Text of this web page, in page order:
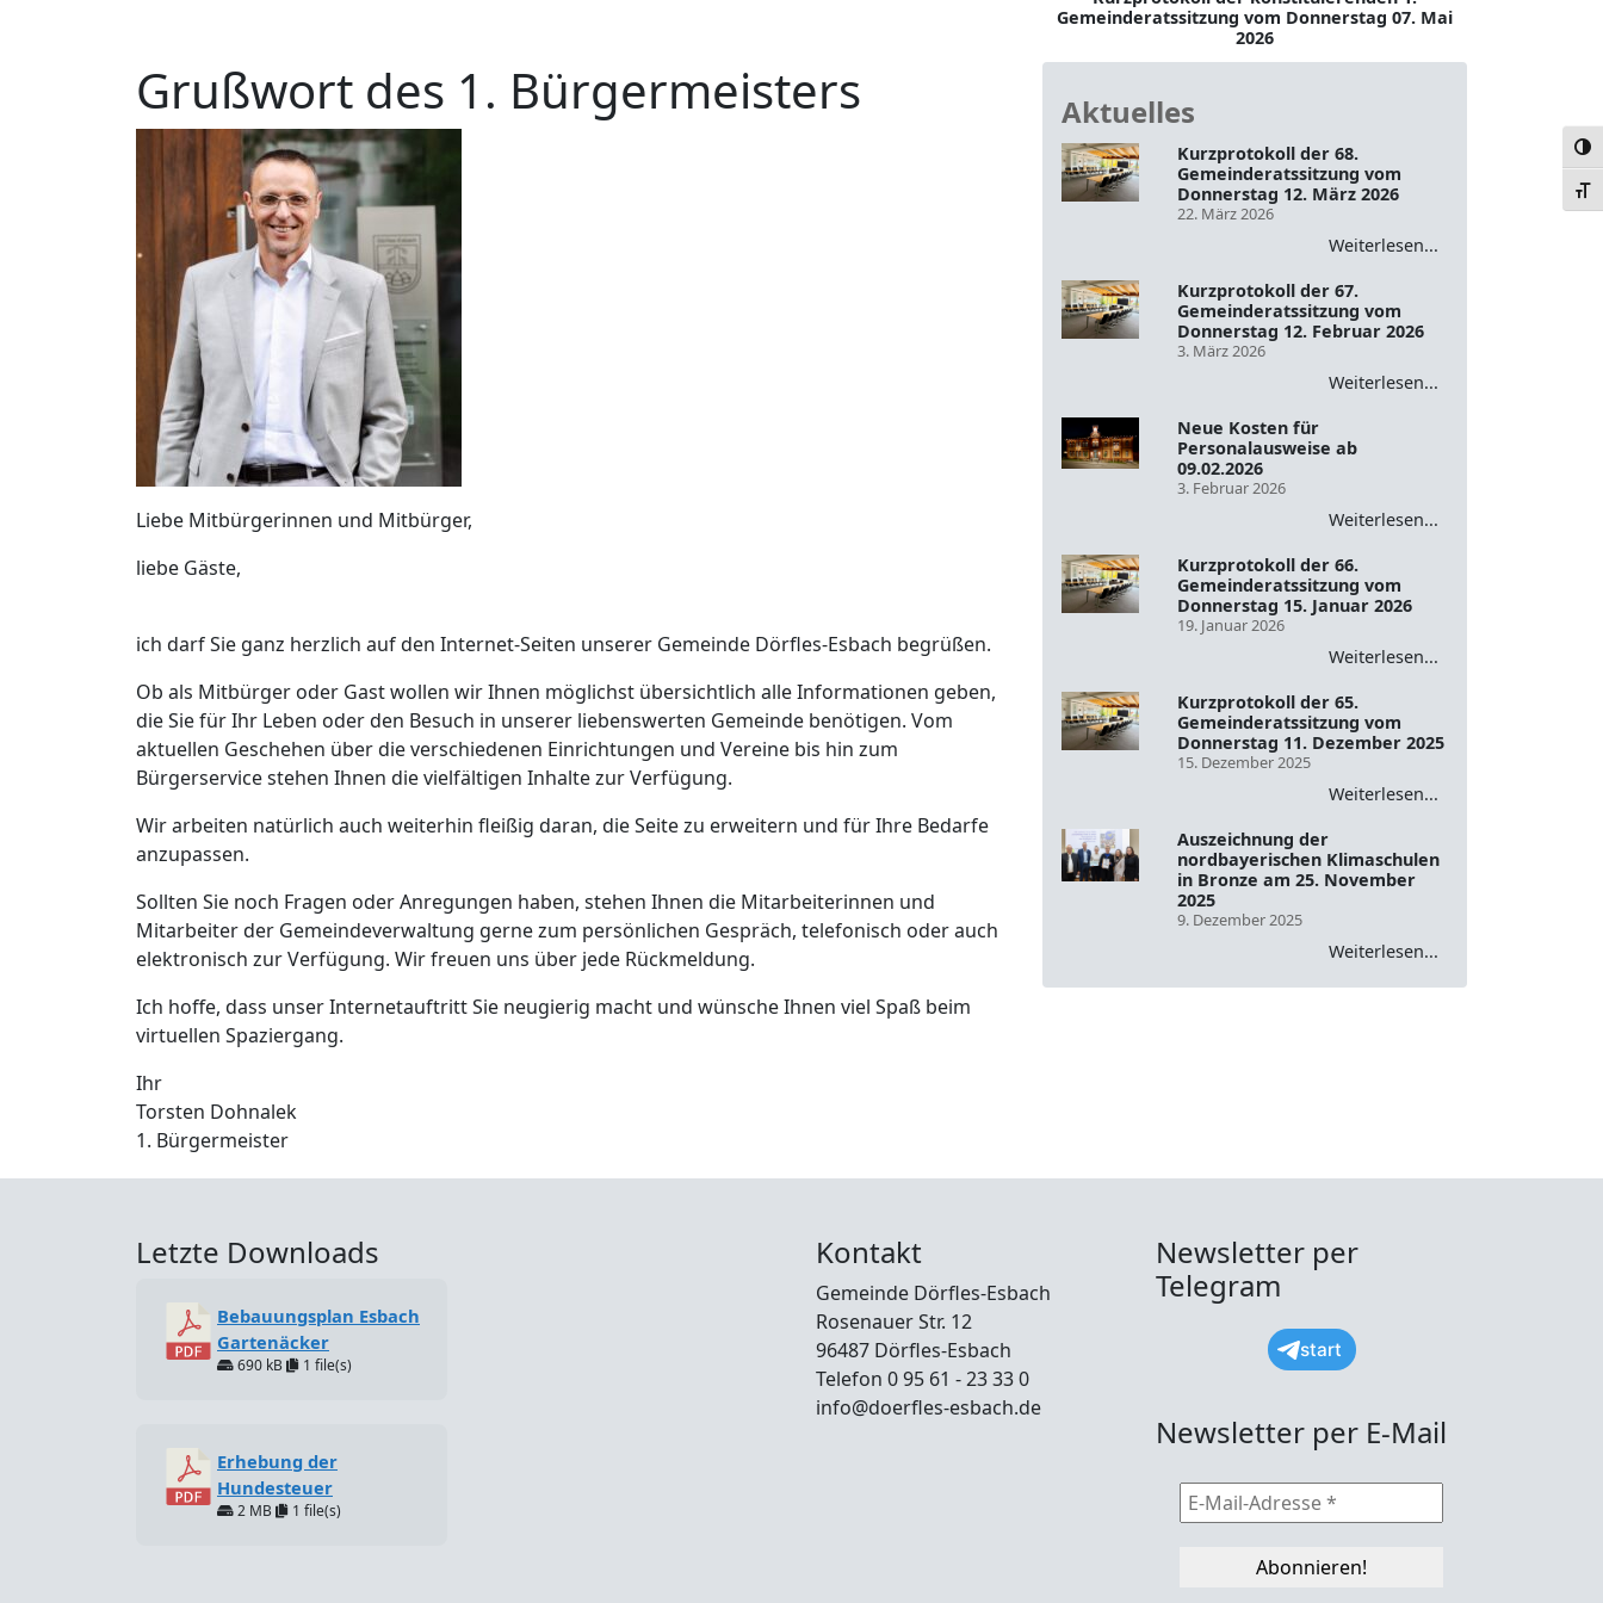
Gemeinderatssitzung vom Donnerstag 07. Mai
2026
Grußwort des 1. Bürgermeisters
Liebe Mitbürgerinnen und Mitbürger,
liebe Gäste,
ich darf Sie ganz herzlich auf den Internet-Seiten unserer Gemeinde Dörfles-Esbach begrüßen.
Ob als Mitbürger oder Gast wollen wir Ihnen möglichst übersichtlich alle Informationen geben,
die Sie für Ihr Leben oder den Besuch in unserer liebenswerten Gemeinde benötigen. Vom
aktuellen Geschehen über die verschiedenen Einrichtungen und Vereine bis hin zum
Bürgerservice stehen Ihnen die vielfältigen Inhalte zur Verfügung.
Wir arbeiten natürlich auch weiterhin fleißig daran, die Seite zu erweitern und für Ihre Bedarfe
anzupassen.
Sollten Sie noch Fragen oder Anregungen haben, stehen Ihnen die Mitarbeiterinnen und
Mitarbeiter der Gemeindeverwaltung gerne zum persönlichen Gespräch, telefonisch oder auch
elektronisch zur Verfügung. Wir freuen uns über jede Rückmeldung.
Ich hoffe, dass unser Internetauftritt Sie neugierig macht und wünsche Ihnen viel Spaß beim
virtuellen Spaziergang.
Ihr
Torsten Dohnalek
1. Bürgermeister
Aktuelles
Kurzprotokoll der 68.
Gemeinderatssitzung vom
Donnerstag 12. März 2026
22. März 2026
Weiterlesen...
Kurzprotokoll der 67.
Gemeinderatssitzung vom
Donnerstag 12. Februar 2026
3. März 2026
Weiterlesen...
Neue Kosten für
Personalausweise ab
09.02.2026
3. Februar 2026
Weiterlesen...
Kurzprotokoll der 66.
Gemeinderatssitzung vom
Donnerstag 15. Januar 2026
19. Januar 2026
Weiterlesen...
Kurzprotokoll der 65.
Gemeinderatssitzung vom
Donnerstag 11. Dezember 2025
15. Dezember 2025
Weiterlesen...
Auszeichnung der
nordbayerischen Klimaschulen
in Bronze am 25. November
2025
9. Dezember 2025
Weiterlesen...
Letzte Downloads
Bebauungsplan Esbach
Gartenäcker
690 kB 1 file(s)
Erhebung der
Hundesteuer
2 MB 1 file(s)
Kontakt
Gemeinde Dörfles-Esbach
Rosenauer Str. 12
96487 Dörfles-Esbach
Telefon 0 95 61 - 23 33 0
info@doerfles-esbach.de
Newsletter per
Telegram
start
Newsletter per E-Mail